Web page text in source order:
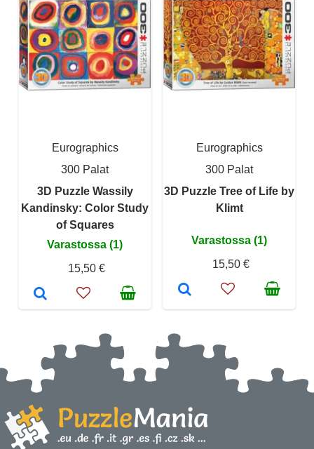
Eurographics
300 Palat
3D Puzzle Wassily
Kandinsky: Color Study
of Squares
Varastossa (1)
15,50 €
Eurographics
300 Palat
3D Puzzle Tree of Life by
Klimt
Varastossa (1)
15,50 €